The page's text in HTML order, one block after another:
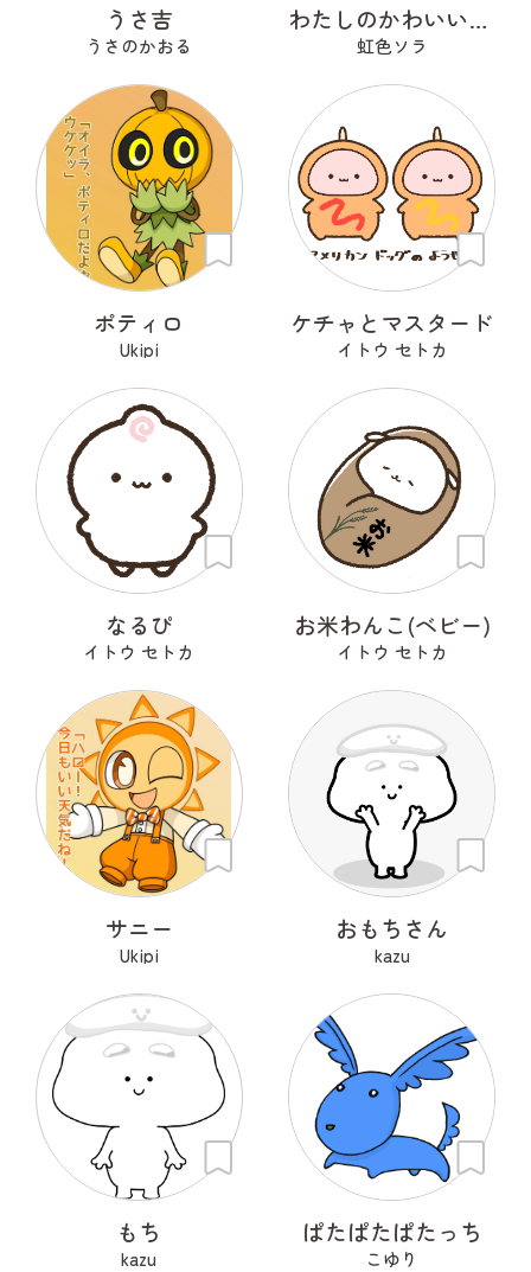
うさ吉
うさのかおる
わたしのかわいいせかい
虹色ソラ
ポティロ
Ukipi
ケチャとマスタード
イトウ セトカ
なるぴ
イトウ セトカ
お米わんこ(ベビー)
イトウ セトカ
サニー
Ukipi
おもちさん
kazu
もち
kazu
ぱたぱたぱたっち
こゆり